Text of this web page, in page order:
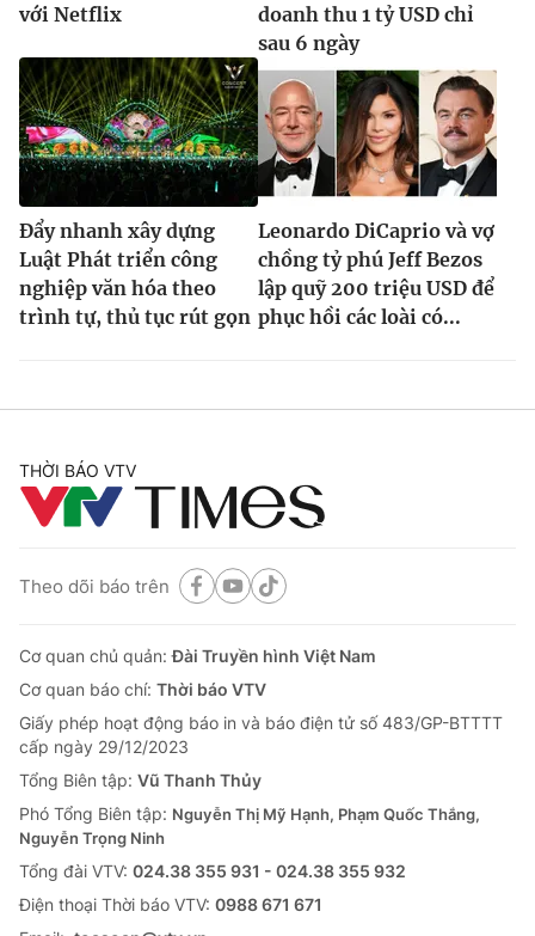
với Netflix
doanh thu 1 tỷ USD chỉ
sau 6 ngày
Đẩy nhanh xây dựng
Luật Phát triển công
nghiệp văn hóa theo
trình tự, thủ tục rút gọn
Leonardo DiCaprio và vợ
chồng tỷ phú Jeff Bezos
lập quỹ 200 triệu USD để
phục hồi các loài có...
THỜI BÁO VTV
Theo dõi báo trên
Cơ quan chủ quản:Đài Truyền hình Việt Nam
Cơ quan báo chí: Thời báo VTV
Giấy phép hoạt động báo in và báo điện tử số 483/GP-BTTTT
cấp ngày 29/12/2023
Tổng Biên tập: Vũ Thanh Thủy
Phó Tổng Biên tập: Nguyễn Thị Mỹ Hạnh, Phạm Quốc Thắng,
Nguyễn Trọng Ninh
Tổng đài VTV: 024.38 355 931 - 024.38 355 932
Ðiện thoại Thời báo VTV: 0988 671 671